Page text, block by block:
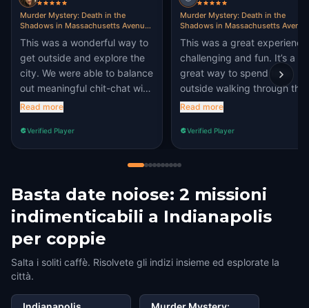
Murder Mystery: Death in the
Shadows in Massachusetts Avenue,
This was a wonderful way to
get outside and explore the
city. We were able to balance
out meaningful chit-chat with
determination to finish our
Read more
Verified Player
Murder Mystery: Death in the
Shadows in Massachusetts
This was a great
challenging and fun. It’s a
great way to spend time
outside walking through the
heart of Mass Ave.
Read more
Verified Player
Basta date noiose: 2 missioni
indimenticabili a Indianapolis
per coppie
Salta i soliti caffè. Risolvete gli indizi insieme ed esplorate la
città.